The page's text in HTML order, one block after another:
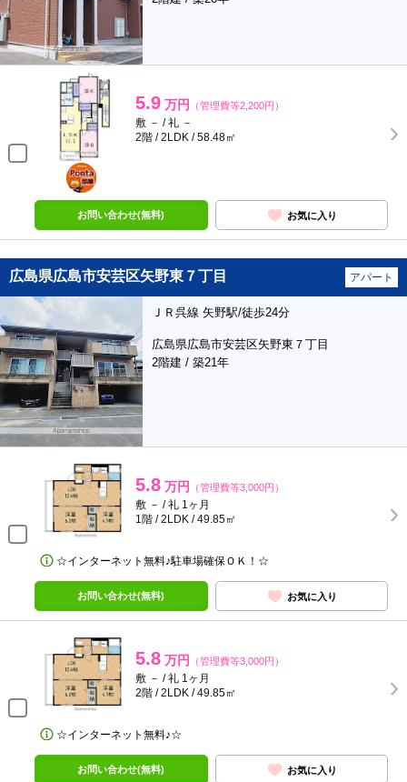
5.9 万円 （管理費等2,200円）
敷 － / 礼 －
2階 / 2LDK / 58.48㎡
ポンタ
部屋
お問い合わせ(無料) お気に入り
広島県広島市安芸区矢野東７丁目 アパート
ＪＲ呉線 矢野駅/徒歩24分
広島県広島市安芸区矢野東７丁目
2階建 / 築21年
5.8 万円 （管理費等3,000円）
敷 － / 礼 1ヶ月
1階 / 2LDK / 49.85㎡
☆インターネット無料♪駐車場確保ＯＫ！☆
お問い合わせ(無料) お気に入り
5.8 万円 （管理費等3,000円）
敷 － / 礼 1ヶ月
2階 / 2LDK / 49.85㎡
☆インターネット無料♪☆
お問い合わせ(無料) お気に入り